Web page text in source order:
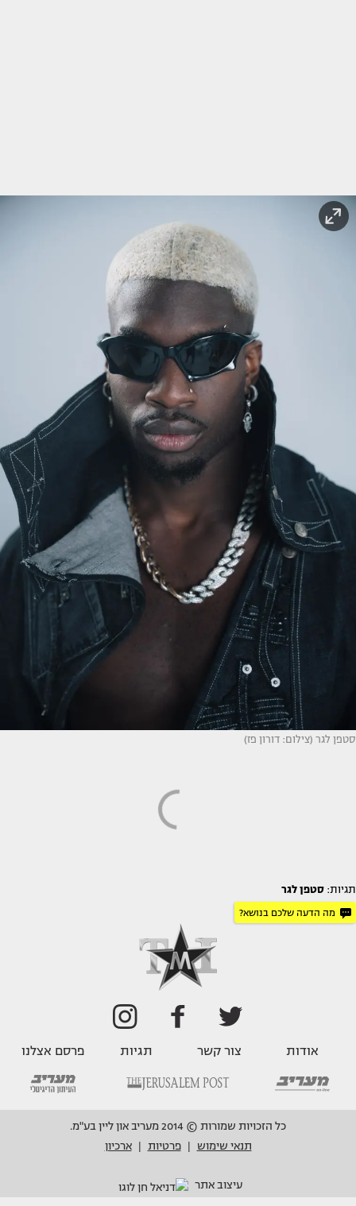
סטפן לגר (צילום: דורון פז)
תגיות: סטפן לגר
מה הדעה שלכם בנושא?
אודות צור קשר תגיות פרסם אצלנו
כל הזכויות שמורות © 2014 מעריב און ליין בע"מ.
תנאי שימוש
פרטיות ארכיון
עיצוב אתר